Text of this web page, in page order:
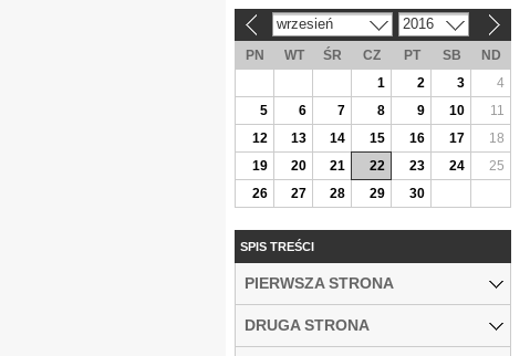
wrzesień 2016
PN WT ŚR CZ PT SB
ND
1
2 3
4
5
6 7 8 9 10
11
12
13 14 15 16 17
18
19
20 21 22 23 24
25
26
27 28 29 30
SPIS TREŚCI
PIERWSZA STRONA
DRUGA STRONA